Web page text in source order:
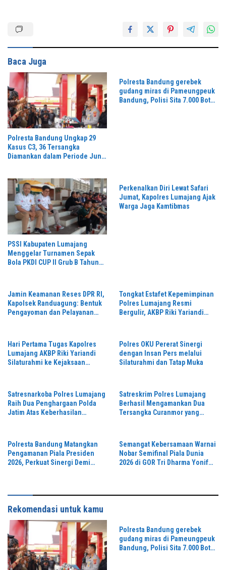
Baca Juga
Polresta Bandung Ungkap 29
Kasus C3, 36 Tersangka
Diamankan dalam Periode Juni-
Polresta Bandung gerebek
gudang miras di Pameungpeuk
Bandung, Polisi Sita 7.000 Botol
PSSI Kabupaten Lumajang
Menggelar Turnamen Sepak
Bola PKDI CUP II Grub B Tahun
Perkenalkan Diri Lewat Safari
Jumat, Kapolres Lumajang Ajak
Warga Jaga Kamtibmas
Jamin Keamanan Reses DPR RI,
Kapolsek Randuagung: Bentuk
Pengayoman dan Pelayanan
Tongkat Estafet Kepemimpinan
Polres Lumajang Resmi
Bergulir, AKBP Riki Yariandi
Hari Pertama Tugas Kapolres
Lumajang AKBP Riki Yariandi
Silaturahmi ke Kejaksaan
Polres OKU Pererat Sinergi
dengan Insan Pers melalui
Silaturahmi dan Tatap Muka
Satresnarkoba Polres Lumajang
Raih Dua Penghargaan Polda
Jatim Atas Keberhasilan
Satreskrim Polres Lumajang
Berhasil Mengamankan Dua
Tersangka Curanmor yang
Polresta Bandung Matangkan
Pengamanan Piala Presiden
2026, Perkuat Sinergi Demi
Semangat Kebersamaan Warnai
Nobar Semifinal Piala Dunia
2026 di GOR Tri Dharma Yonif
Rekomendasi untuk kamu
Polresta Bandung gerebek
gudang miras di Pameungpeuk
Bandung, Polisi Sita 7.000 Botol